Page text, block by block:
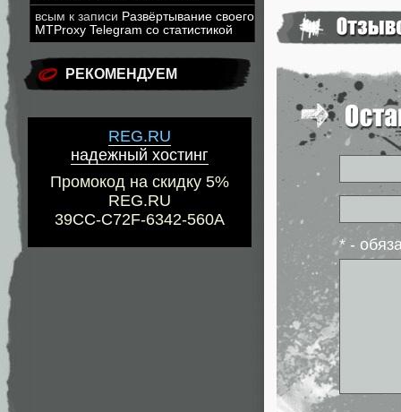
всым к записи Развёртывание своего
MTProxy Telegram со статистикой
РЕКОМЕНДУЕМ
REG.RU
надежный хостинг
Промокод на скидку 5%
REG.RU
39CC-C72F-6342-560A
* -